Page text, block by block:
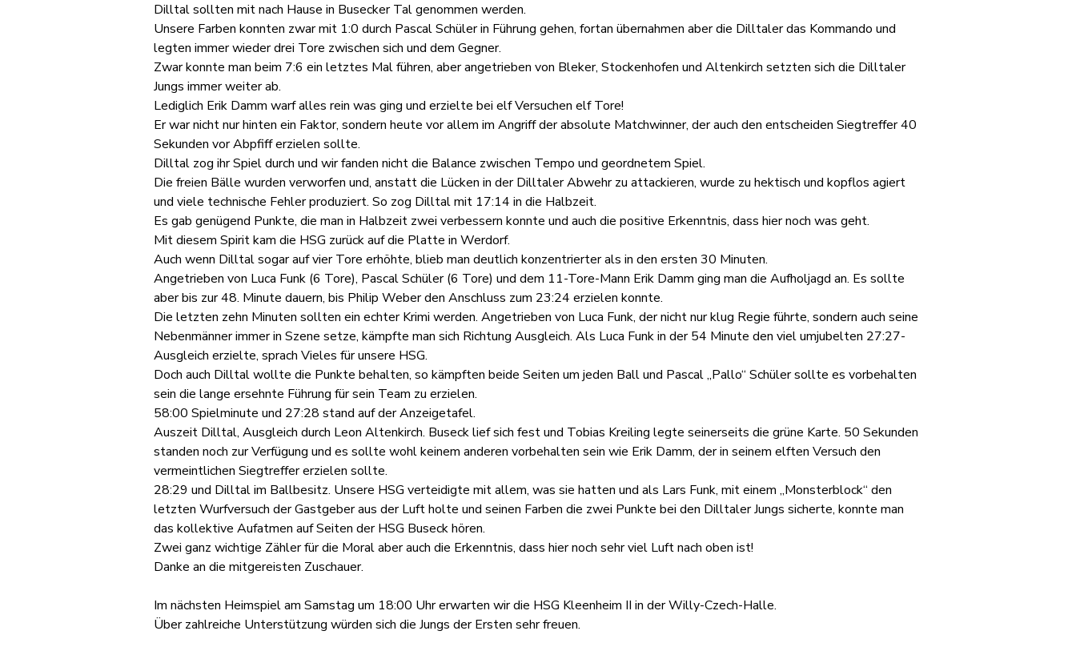
Dilltal sollten mit nach Hause in Busecker Tal genommen werden.
Unsere Farben konnten zwar mit 1:0 durch Pascal Schüler in Führung gehen, fortan übernahmen aber die Dilltaler das Kommando und
legten immer wieder drei Tore zwischen sich und dem Gegner.
Zwar konnte man beim 7:6 ein letztes Mal führen, aber angetrieben von Bleker, Stockenhofen und Altenkirch setzten sich die Dilltaler
Jungs immer weiter ab.
Lediglich Erik Damm warf alles rein was ging und erzielte bei elf Versuchen elf Tore!
Er war nicht nur hinten ein Faktor, sondern heute vor allem im Angriff der absolute Matchwinner, der auch den entscheiden Siegtreffer 40
Sekunden vor Abpfiff erzielen sollte.
Dilltal zog ihr Spiel durch und wir fanden nicht die Balance zwischen Tempo und geordnetem Spiel.
Die freien Bälle wurden verworfen und, anstatt die Lücken in der Dilltaler Abwehr zu attackieren, wurde zu hektisch und kopflos agiert
und viele technische Fehler produziert. So zog Dilltal mit 17:14 in die Halbzeit.
Es gab genügend Punkte, die man in Halbzeit zwei verbessern konnte und auch die positive Erkenntnis, dass hier noch was geht.
Mit diesem Spirit kam die HSG zurück auf die Platte in Werdorf.
Auch wenn Dilltal sogar auf vier Tore erhöhte, blieb man deutlich konzentrierter als in den ersten 30 Minuten.
Angetrieben von Luca Funk (6 Tore), Pascal Schüler (6 Tore) und dem 11-Tore-Mann Erik Damm ging man die Aufholjagd an. Es sollte
aber bis zur 48. Minute dauern, bis Philip Weber den Anschluss zum 23:24 erzielen konnte.
Die letzten zehn Minuten sollten ein echter Krimi werden. Angetrieben von Luca Funk, der nicht nur klug Regie führte, sondern auch seine
Nebenmänner immer in Szene setze, kämpfte man sich Richtung Ausgleich. Als Luca Funk in der 54 Minute den viel umjubelten 27:27-
Ausgleich erzielte, sprach Vieles für unsere HSG.
Doch auch Dilltal wollte die Punkte behalten, so kämpften beide Seiten um jeden Ball und Pascal „Pallo“ Schüler sollte es vorbehalten
sein die lange ersehnte Führung für sein Team zu erzielen.
58:00 Spielminute und 27:28 stand auf der Anzeigetafel.
Auszeit Dilltal, Ausgleich durch Leon Altenkirch. Buseck lief sich fest und Tobias Kreiling legte seinerseits die grüne Karte. 50 Sekunden
standen noch zur Verfügung und es sollte wohl keinem anderen vorbehalten sein wie Erik Damm, der in seinem elften Versuch den
vermeintlichen Siegtreffer erzielen sollte.
28:29 und Dilltal im Ballbesitz. Unsere HSG verteidigte mit allem, was sie hatten und als Lars Funk, mit einem „Monsterblock“ den
letzten Wurfversuch der Gastgeber aus der Luft holte und seinen Farben die zwei Punkte bei den Dilltaler Jungs sicherte, konnte man
das kollektive Aufatmen auf Seiten der HSG Buseck hören.
Zwei ganz wichtige Zähler für die Moral aber auch die Erkenntnis, dass hier noch sehr viel Luft nach oben ist!
Danke an die mitgereisten Zuschauer.
Im nächsten Heimspiel am Samstag um 18:00 Uhr erwarten wir die HSG Kleenheim II in der Willy-Czech-Halle.
Über zahlreiche Unterstützung würden sich die Jungs der Ersten sehr freuen.